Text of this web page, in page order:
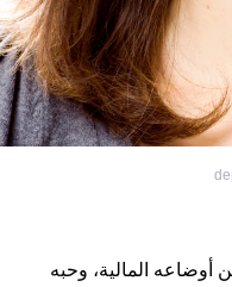
أوضاعه المالية، وحبه